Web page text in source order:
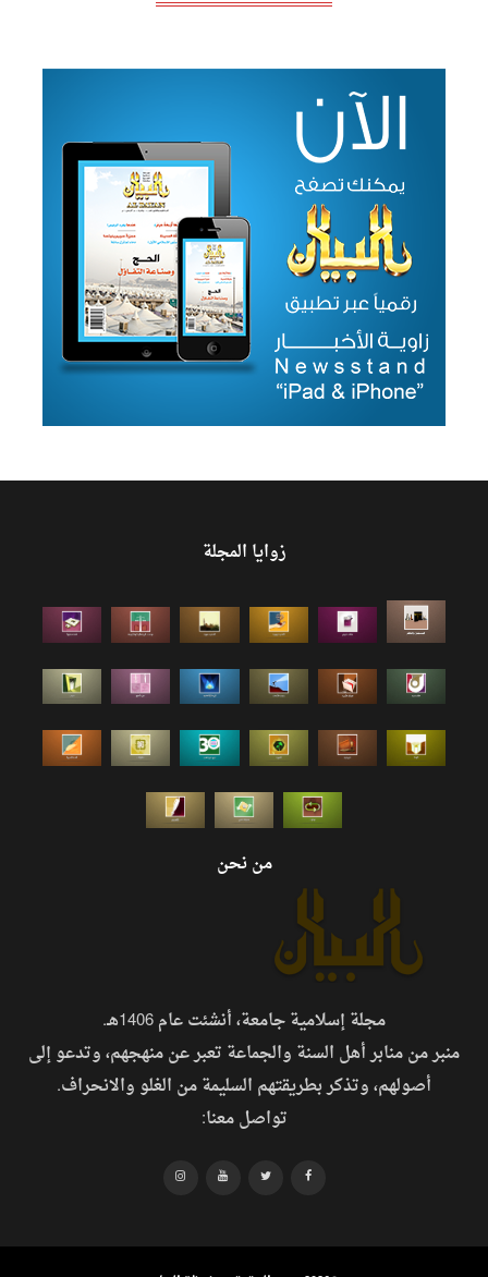
زوايا المجلة
من نحن
مجلة إسلامية جامعة، أنشئت عام 1406هـ.
منبر من منابر أهل السنة والجماعة تعبر عن منهجهم، وتدعو إلى
أصولهم، وتذكر بطريقتهم السليمة من الغلو والانحراف.
تواصل معنا: